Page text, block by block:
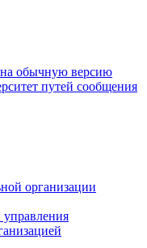
на обычную версию
организации